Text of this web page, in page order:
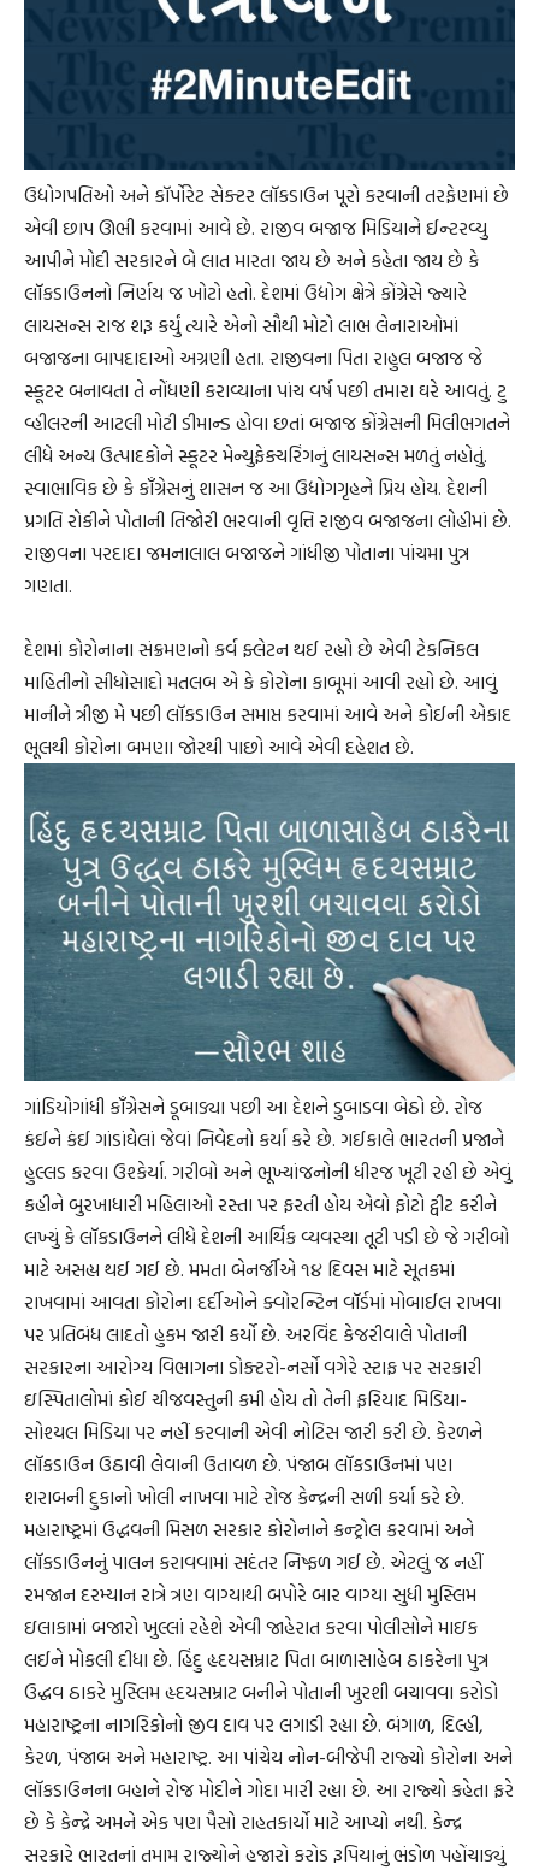
ઉદ્યોગપતિઓ અને કૉર્પોરેટ સેક્ટર લૉકડાઉન પૂરો કરવાની તરફેણમાં છે
એવી છાપ ઊભી કરવામાં આવે છે. રાજીવ બજાજ મિડિયાને ઈન્ટરવ્યુ
આપીને મોદી સરકારને બે લાત મારતા જાય છે અને કહેતા જાય છે કે
લૉકડાઉનનો નિર્ણય જ ખોટો હતો. દેશમાં ઉદ્યોગ ક્ષેત્રે કોંગ્રેસે જ્યારે
લાયસન્સ રાજ શરૂ કર્યું ત્યારે એનો સૌથી મોટો લાભ લેનારાઓમાં
બજાજના બાપદાદાઓ અગ્રણી હતા. રાજીવના પિતા રાહુલ બજાજ જે
સ્કૂટર બનાવતા તે નોંધણી કરાવ્યાના પાંચ વર્ષ પછી તમારા ઘરે આવતું. ટુ
વ્હીલરની આટલી મોટી ડીમાન્ડ હોવા છતાં બજાજ કોંગ્રેસની મિલીભગતને
લીધે અન્ય ઉત્પાદકોને સ્કૂટર મેન્યુફેક્ચરિંગનું લાયસન્સ મળતું નહોતું.
સ્વાભાવિક છે કે કૉંગ્રેસનું શાસન જ આ ઉદ્યોગગૃહને પ્રિય હોય. દેશની
પ્રગતિ રોકીને પોતાની તિજોરી ભરવાની વૃત્તિ રાજીવ બજાજના લોહીમાં છે.
રાજીવના પરદાદા જમનાલાલ બજાજને ગાંધીજી પોતાના પાંચમા પુત્ર
ગણતા.
દેશમાં કોરોનાના સંક્રમણનો કર્વ ફ્લેટન થઈ રહ્યો છે એવી ટેકનિકલ
માહિતીનો સીધોસાદો મતલબ એ કે કોરોના કાબૂમાં આવી રહ્યો છે. આવું
માનીને ત્રીજી મે પછી લૉકડાઉન સમાપ્ત કરવામાં આવે અને કોઈની એકાદ
ભૂલથી કોરોના બમણા જોરથી પાછો આવે એવી દહેશત છે.
ગાંડિયોગાંધી કૉંગ્રેસને ડૂબાડ્યા પછી આ દેશને ડુબાડવા બેઠો છે. રોજ
કંઈને કંઈ ગાંડાંઘેલાં જેવાં નિવેદનો કર્યા કરે છે. ગઈકાલે ભારતની પ્રજાને
હુલ્લડ કરવા ઉશ્કેર્યા. ગરીબો અને ભૂખ્યાંજનોની ધીરજ ખૂટી રહી છે એવું
કહીને બુરખાધારી મહિલાઓ રસ્તા પર ફરતી હોય એવો ફોટો ટ્વીટ કરીને
લખ્યું કે લૉકડાઉનને લીધે દેશની આર્થિક વ્યવસ્થા તૂટી પડી છે જે ગરીબો
માટે અસહ્ય થઈ ગઈ છે. મમતા બેનર્જીએ ૧૪ દિવસ માટે સૂતકમાં
રાખવામાં આવતા કોરોના દર્દીઓને ક્વોરન્ટિન વૉર્ડમાં મોબાઈલ રાખવા
પર પ્રતિબંધ લાદતો હુકમ જારી કર્યો છે. અરવિંદ કેજરીવાલે પોતાની
સરકારના આરોગ્ય વિભાગના ડોક્ટરો-નર્સો વગેરે સ્ટાફ પર સરકારી
ઇસ્પિતાલોમાં કોઈ ચીજવસ્તુની કમી હોય તો તેની ફરિયાદ મિડિયા-
સોશ્યલ મિડિયા પર નહીં કરવાની એવી નોટિસ જારી કરી છે. કેરળને
લૉકડાઉન ઉઠાવી લેવાની ઉતાવળ છે. પંજાબ લૉકડાઉનમાં પણ
શરાબની દુકાનો ખોલી નાખવા માટે રોજ કેન્દ્રની સળી કર્યા કરે છે.
મહારાષ્ટ્રમાં ઉદ્ધવની મિસળ સરકાર કોરોનાને કન્ટ્રોલ કરવામાં અને
લૉકડાઉનનું પાલન કરાવવામાં સદંતર નિષ્ફળ ગઈ છે. એટલું જ નહીં
રમજાન દરમ્યાન રાત્રે ત્રણ વાગ્યાથી બપોરે બાર વાગ્યા સુધી મુસ્લિમ
ઇલાકામાં બજારો ખુલ્લાં રહેશે એવી જાહેરાત કરવા પોલીસોને માઇક
લઈને મોકલી દીધા છે. હિંદુ હૃદયસમ્રાટ પિતા બાળાસાહેબ ઠાકરેના પુત્ર
ઉદ્ધવ ઠાકરે મુસ્લિમ હૃદયસમ્રાટ બનીને પોતાની ખુરશી બચાવવા કરોડો
મહારાષ્ટ્રના નાગરિકોનો જીવ દાવ પર લગાડી રહ્યા છે. બંગાળ, દિલ્હી,
કેરળ, પંજાબ અને મહારાષ્ટ્ર. આ પાંચેય નોન-બીજેપી રાજ્યો કોરોના અને
લૉકડાઉનના બહાને રોજ મોદીને ગોદા મારી રહ્યા છે. આ રાજ્યો કહેતા ફરે
છે કે કેન્દ્રે અમને એક પણ પૈસો રાહતકાર્યો માટે આપ્યો નથી. કેન્દ્ર
સરકારે ભારતનાં તમામ રાજ્યોને હજારો કરોડ રૂપિયાનું ભંડોળ પહોંચાડ્યું